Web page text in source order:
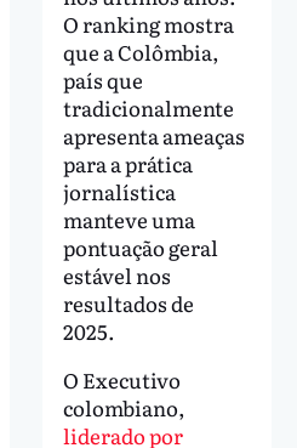
O ranking mostra
que a Colômbia,
país que
tradicionalmente
apresenta ameaças
para a prática
jornalística
manteve uma
pontuação geral
estável nos
resultados de
2025.
O Executivo
colombiano,
liderado por